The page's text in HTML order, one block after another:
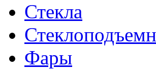
Стекла
Фары